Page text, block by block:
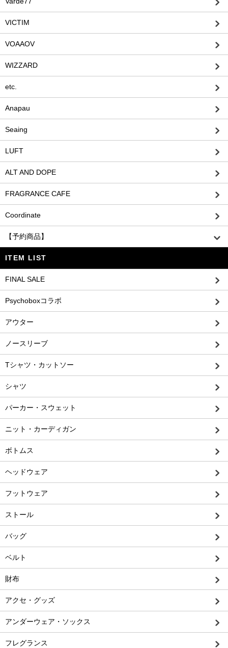
VICTIM
VOAAOV
WIZZARD
etc.
Anapau
Seaing
LUFT
ALT AND DOPE
FRAGRANCE CAFE
Coordinate
【予約商品】
ITEM LIST
FINAL SALE
Psychoboxコラボ
アウター
ノースリーブ
Tシャツ・カットソー
シャツ
パーカー・スウェット
ニット・カーディガン
ボトムス
ヘッドウェア
フットウェア
ストール
バッグ
ベルト
財布
アクセ・グッズ
アンダーウェア・ソックス
フレグランス